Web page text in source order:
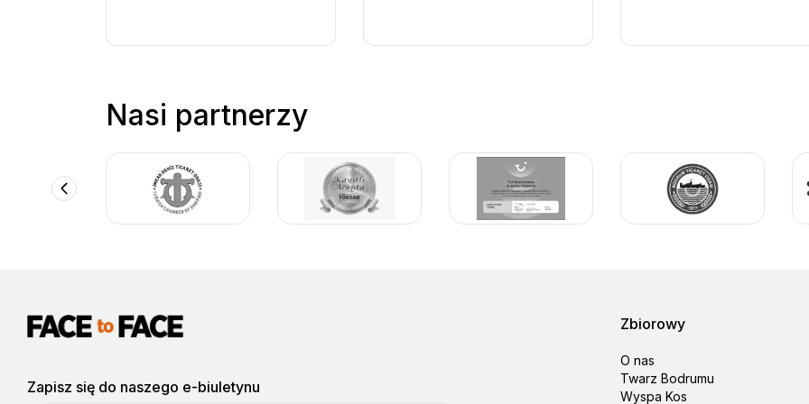
"Wycieczka do innego kraju była niesamowita – świetne zakupy, piękne pamiątki i idealna mała
21 sierpień 2025
Litsa K.
Półdniowa wycieczka po wioskach Bodrum z lokalnymi przewodnikami
Półdniowa wycieczka po wioskach Bodrum z lokalnymi przewodnikami
"Podczas naszego rejsu pomyśleliśmy, że lepszą obsługę uzyskamy od lokalnej agencji w
Nasi partnerzy
Zapisz się do naszego e-biuletynu
Zbiorowy
O nas
Twarz Bodrumu
Wyspa Kos